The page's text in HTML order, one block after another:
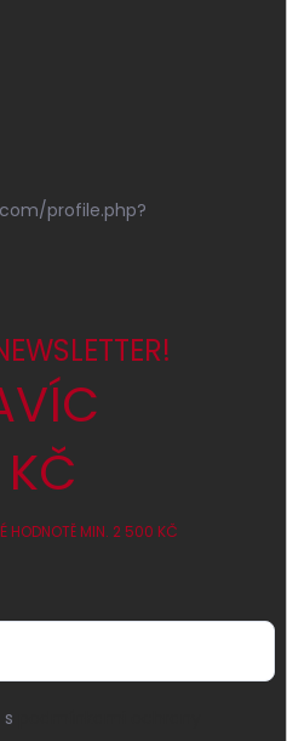
profile.php?
HODNOTĚ MIN. 2 500 KČ